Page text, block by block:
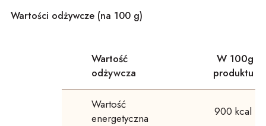
Wartości odżywcze (na 100 g)
Wartość
odżywcza
W 100g
produktu
Wartość
energetyczna
900 kcal